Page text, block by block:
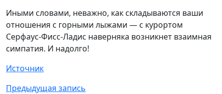
Иными словами, неважно, как складываются ваши
отношения с горными лыжами — с курортом
Серфаус-Фисс-Ладис наверняка возникнет взаимная
симпатия. И надолго!
Источник
Предыдущая запись